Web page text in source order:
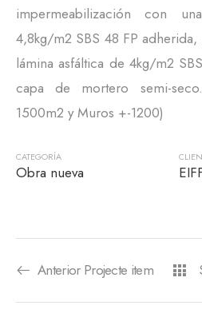
impermeabilización con
4,8kg/m2 SBS 48 FP
lámina asfáltica de 4kg/m2
capa de mortero semi-
1500m2 y Muros +-1200)
CATEGORÍA
Obra nueva
Anterior Projecte item